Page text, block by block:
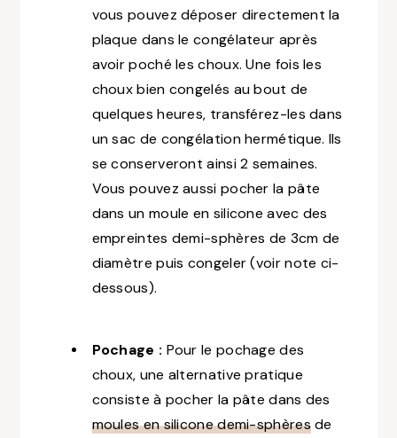
vous pouvez déposer directement la
plaque dans le congélateur après
avoir poché les choux. Une fois les
choux bien congelés au bout de
quelques heures, transférez-les dans
un sac de congélation hermétique. Ils
se conserveront ainsi 2 semaines.
Vous pouvez aussi pocher la pâte
dans un moule en silicone avec des
empreintes demi-sphères de 3cm de
diamètre puis congeler (voir note ci-
dessous).
Pochage : Pour le pochage des
choux, une alternative pratique
consiste à pocher la pâte dans des
moules en silicone demi-sphèresde